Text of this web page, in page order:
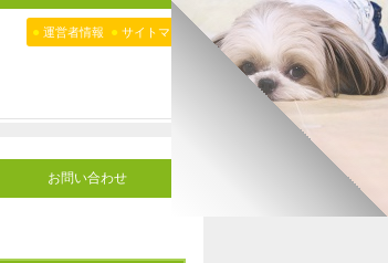
● 運営者情報 ● サイトマップ
お問い合わせ